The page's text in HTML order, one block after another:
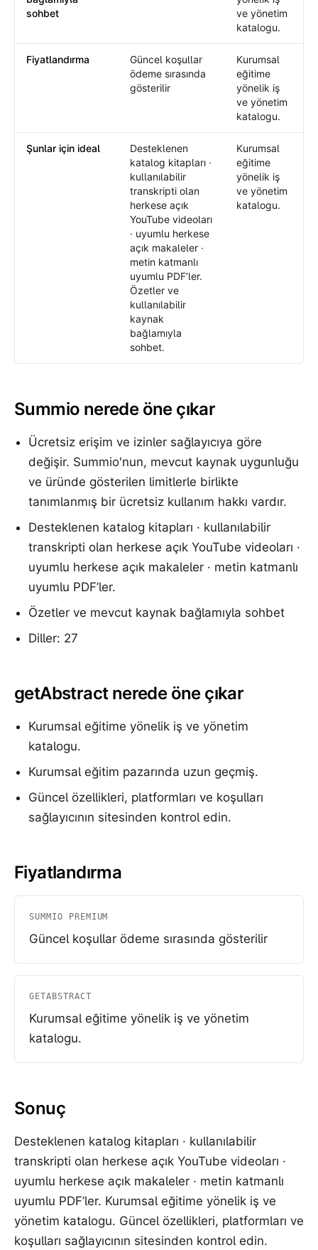
sohbet
ve yönetim
katalogu.
Fiyatlandırma
Güncel koşullar
ödeme sırasında
gösterilir
Kurumsal
eğitime
yönelik iş
ve yönetim
katalogu.
Şunlar için ideal
Desteklenen
katalog kitapları ·
kullanılabilir
transkripti olan
herkese açık
YouTube videoları
· uyumlu herkese
açık makaleler ·
metin katmanlı
uyumlu PDF’ler.
Özetler ve
kullanılabilir
kaynak
bağlamıyla
sohbet.
Kurumsal
eğitime
yönelik iş
ve yönetim
katalogu.
Summio nerede öne çıkar
Ücretsiz erişim ve izinler sağlayıcıya göre
değişir. Summio'nun, mevcut kaynak uygunluğu
ve üründe gösterilen limitlerle birlikte
tanımlanmış bir ücretsiz kullanım hakkı vardır.
Desteklenen katalog kitapları · kullanılabilir
transkripti olan herkese açık YouTube videoları ·
uyumlu herkese açık makaleler · metin katmanlı
uyumlu PDF’ler.
Özetler ve mevcut kaynak bağlamıyla sohbet
Diller: 27
getAbstract nerede öne çıkar
Kurumsal eğitime yönelik iş ve yönetim
katalogu.
Kurumsal eğitim pazarında uzun geçmiş.
Güncel özellikleri, platformları ve koşulları
sağlayıcının sitesinden kontrol edin.
Fiyatlandırma
SUMMIO PREMIUM
Güncel koşullar ödeme sırasında gösterilir
GETABSTRACT
Kurumsal eğitime yönelik iş ve yönetim
katalogu.
Sonuç
Desteklenen katalog kitapları · kullanılabilir
transkripti olan herkese açık YouTube videoları ·
uyumlu herkese açık makaleler · metin katmanlı
uyumlu PDF’ler. Kurumsal eğitime yönelik iş ve
yönetim katalogu. Güncel özellikleri, platformları ve
koşulları sağlayıcının sitesinden kontrol edin.